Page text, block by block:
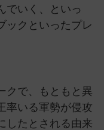
でいく、といっ
ックといったプレ
クで、もともと異
率いる軍勢が侵攻
したとされる由来